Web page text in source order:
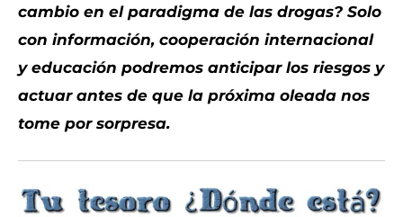
cambio en el paradigma de las drogas? Solo
con información, cooperación internacional
y educación podremos anticipar los riesgos y
actuar antes de que la próxima oleada nos
tome por sorpresa.